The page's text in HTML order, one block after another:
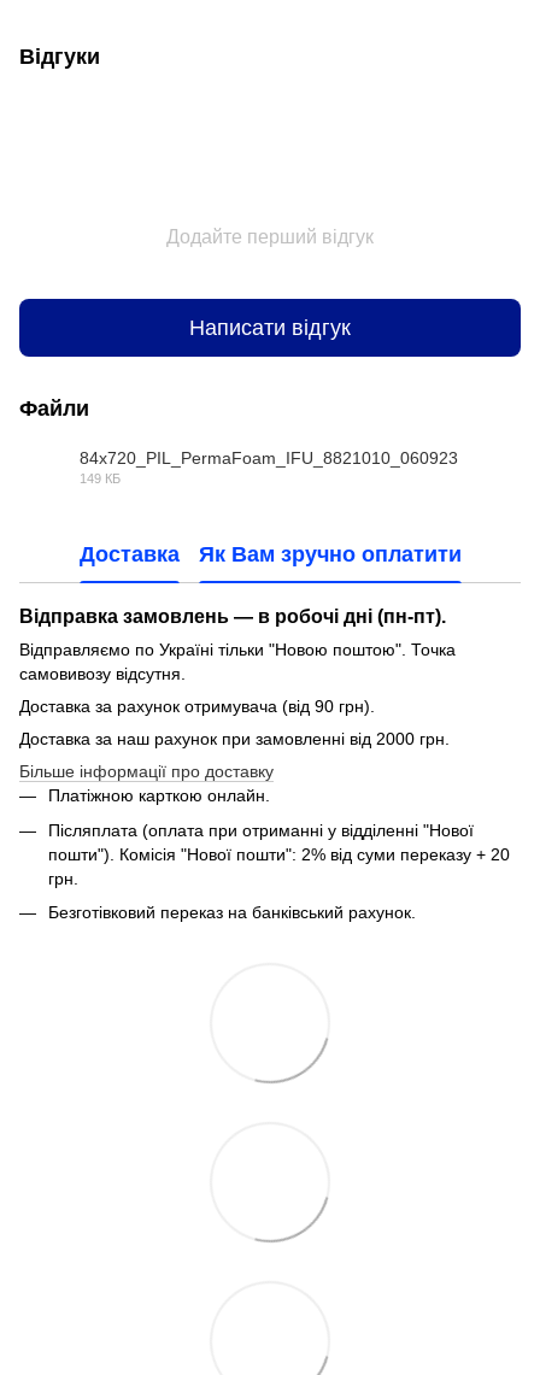
Відгуки
Додайте перший відгук
Написати відгук
Файли
84x720_PIL_PermaFoam_IFU_8821010_060923
149 КБ
Доставка Як Вам зручно оплатити
Відправка замовлень — в робочі дні (пн-пт).
Відправляємо по Україні тільки "Новою поштою". Точка
самовивозу відсутня.
Доставка за рахунок отримувача (від 90 грн).
Доставка за наш рахунок при замовленні від 2000 грн.
Більше інформації про доставку
Платіжною карткою онлайн.
Післяплата (оплата при отриманні у відділенні "Нової
пошти"). Комісія "Нової пошти": 2% від суми переказу + 20
грн.
Безготівковий переказ на банківський рахунок.